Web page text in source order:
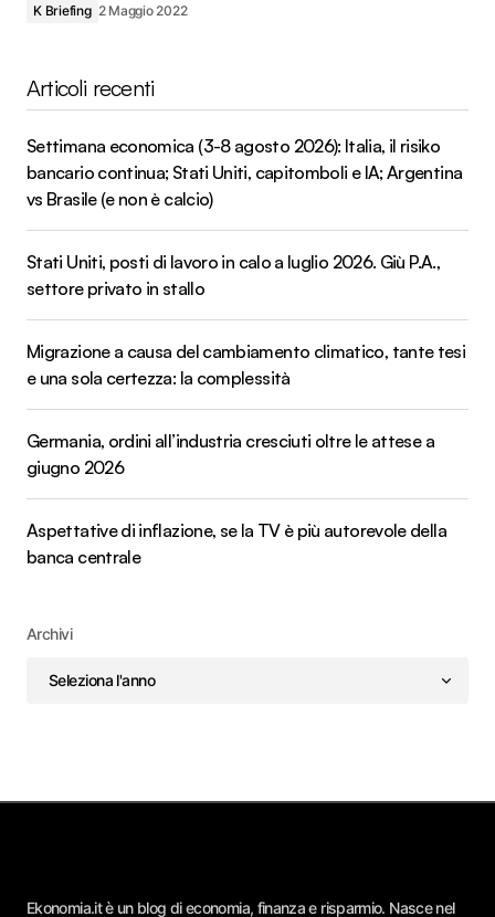
K Briefing 2 Maggio 2022
Articoli recenti
Settimana economica (3-8 agosto 2026): Italia, il risiko
bancario continua; Stati Uniti, capitomboli e IA; Argentina
vs Brasile (e non è calcio)
Stati Uniti, posti di lavoro in calo a luglio 2026. Giù P.A.,
settore privato in stallo
Migrazione a causa del cambiamento climatico, tante tesi
e una sola certezza: la complessità
Germania, ordini all’industria cresciuti oltre le attese a
giugno 2026
Aspettative di inflazione, se la TV è più autorevole della
banca centrale
Archivi
Ekonomia.it è un blog di economia, finanza e risparmio. Nasce nel